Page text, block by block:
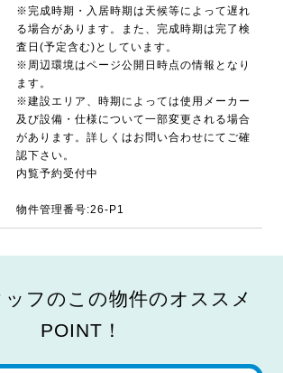
※完成時期・入居時期は天候等によって遅れ
る場合があります。また、完成時期は完了検
査日(予定含む)としています。
※周辺環境はページ公開日時点の情報となり
ます。
※建設エリア、時期によっては使用メーカー
及び設備・仕様について一部変更される場合
があります。詳しくはお問い合わせにてご確
認下さい。
内覧予約受付中
物件管理番号:26-P1